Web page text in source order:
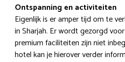
Ontspanning en activiteiten
Eigenlijk is er amper tijd om te
in Sharjah. Er wordt gezorgd
premium faciliteiten zijn niet
hotel kan je hierover verder